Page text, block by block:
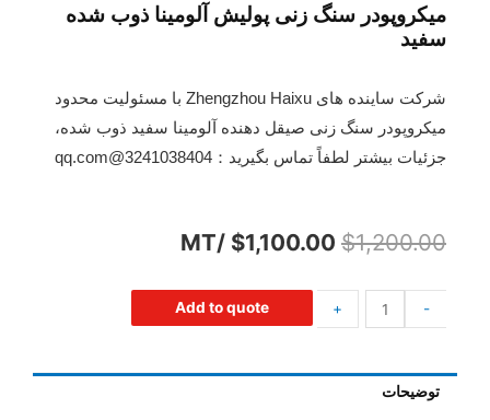
میکروپودر سنگ زنی پولیش آلومینا ذوب شده
سفید
شرکت ساینده های Zhengzhou Haixu با مسئولیت محدود
میکروپودر سنگ زنی صیقل دهنده آلومینا سفید ذوب شده،
جزئیات بیشتر لطفاً تماس بگیرید： 3241038404@qq.com
$1,200.00
$1,100.00
/MT
-
+
Add to quote
توضیحات